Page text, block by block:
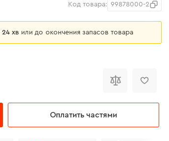
Код товара: 99878000-2
хв или до окончения запасов товара
Оплатить частями